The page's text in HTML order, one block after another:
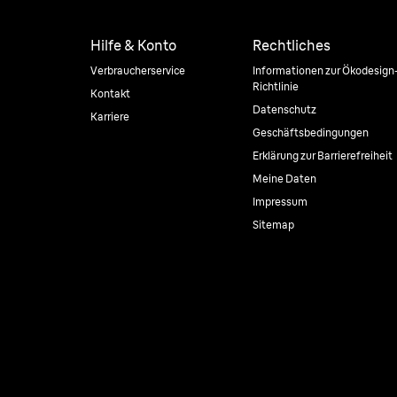
Hilfe & Konto
Verbraucherservice
Kontakt
Karriere
Rechtliches
Informationen zur
Richtlinie
Datenschutz
Geschäftsbedingungen
Erklärung zur Barrierefreiheit
Meine Daten
Impressum
Sitemap